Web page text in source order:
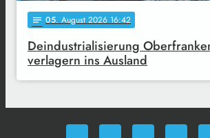
notes 05. August 2026 16:42
Deindustrialisierung
verlagern ins Ausland